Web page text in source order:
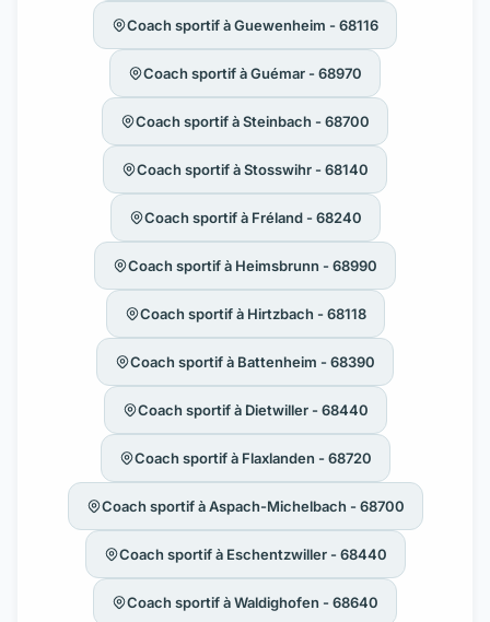
Coach sportif à Guewenheim - 68116
Coach sportif à Guémar - 68970
Coach sportif à Steinbach - 68700
Coach sportif à Stosswihr - 68140
Coach sportif à Fréland - 68240
Coach sportif à Heimsbrunn - 68990
Coach sportif à Hirtzbach - 68118
Coach sportif à Battenheim - 68390
Coach sportif à Dietwiller - 68440
Coach sportif à Flaxlanden - 68720
Coach sportif à Aspach-Michelbach - 68700
Coach sportif à Eschentzwiller - 68440
Coach sportif à Waldighofen - 68640